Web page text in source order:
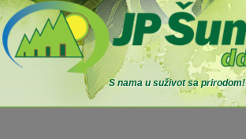
S nama u suživot sa prirodom!